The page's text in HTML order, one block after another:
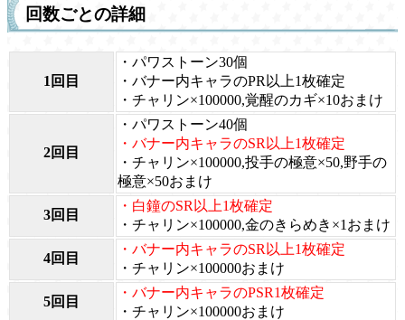
回数ごとの詳細
1回目
・パワストーン30個
・バナー内キャラのPR以上1枚確定
・チャリン×100000,覚醒のカギ×10おまけ
2回目
・パワストーン40個
・バナー内キャラのSR以上1枚確定
・チャリン×100000,投手の極意×50,野手の
極意×50おまけ
3回目
・白鐘のSR以上1枚確定
・チャリン×100000,金のきらめき×1おまけ
4回目
・バナー内キャラのSR以上1枚確定
・チャリン×100000おまけ
5回目
・バナー内キャラのPSR1枚確定
・チャリン×100000おまけ